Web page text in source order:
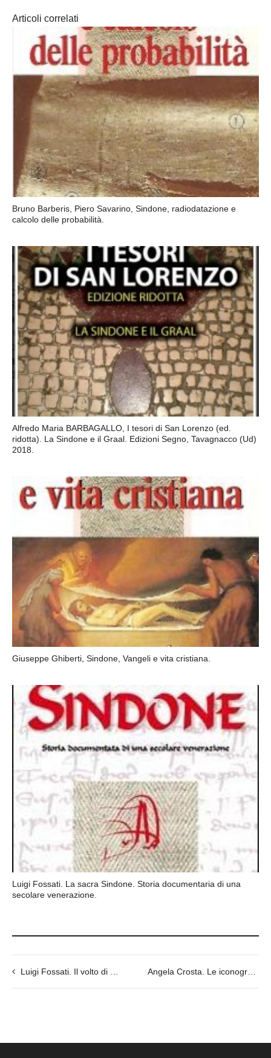
Articoli correlati
Bruno Barberis, Piero Savarino, Sindone, radiodatazione e
calcolo delle probabilità.
Alfredo Maria BARBAGALLO, I tesori di San Lorenzo (ed.
ridotta). La Sindone e il Graal. Edizioni Segno, Tavagnacco (Ud)
2018.
Giuseppe Ghiberti, Sindone, Vangeli e vita cristiana.
Luigi Fossati. La sacra Sindone. Storia documentaria di una
secolare venerazione.
Luigi Fossati. Il volto di Cristo sulle copie della Sacra Sindone a confronto con l’originale.